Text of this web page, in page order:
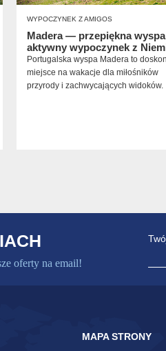
WYPOCZYNEK Z AMIGOS
Madera — przepiękna
aktywny wypoczynek z
Portugalska wyspa Madera to
miejsce na wakacje dla miłośników
przyrody i zachwycających widoków.
oferty na email!
MAPA STRONY